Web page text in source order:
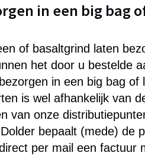
in een big bag
of basaltgrind laten
het door u bestelde
in een big bag of
is wel afhankelijk van
van onze
bepaalt (mede) de
per mail een factuur